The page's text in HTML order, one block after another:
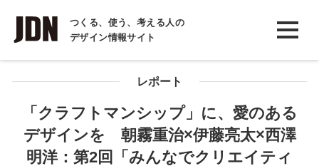
つくる、使う、考える人の
デザイン情報サイト
INTERVIEW
インタビュー
REPORT
COLUMN
コラム
レポート
「クラフトマンシップ」に、愛のある
デザインを 朝霧重治×伊藤亮太×西澤
明洋：第2回「みんなでクリエイティ